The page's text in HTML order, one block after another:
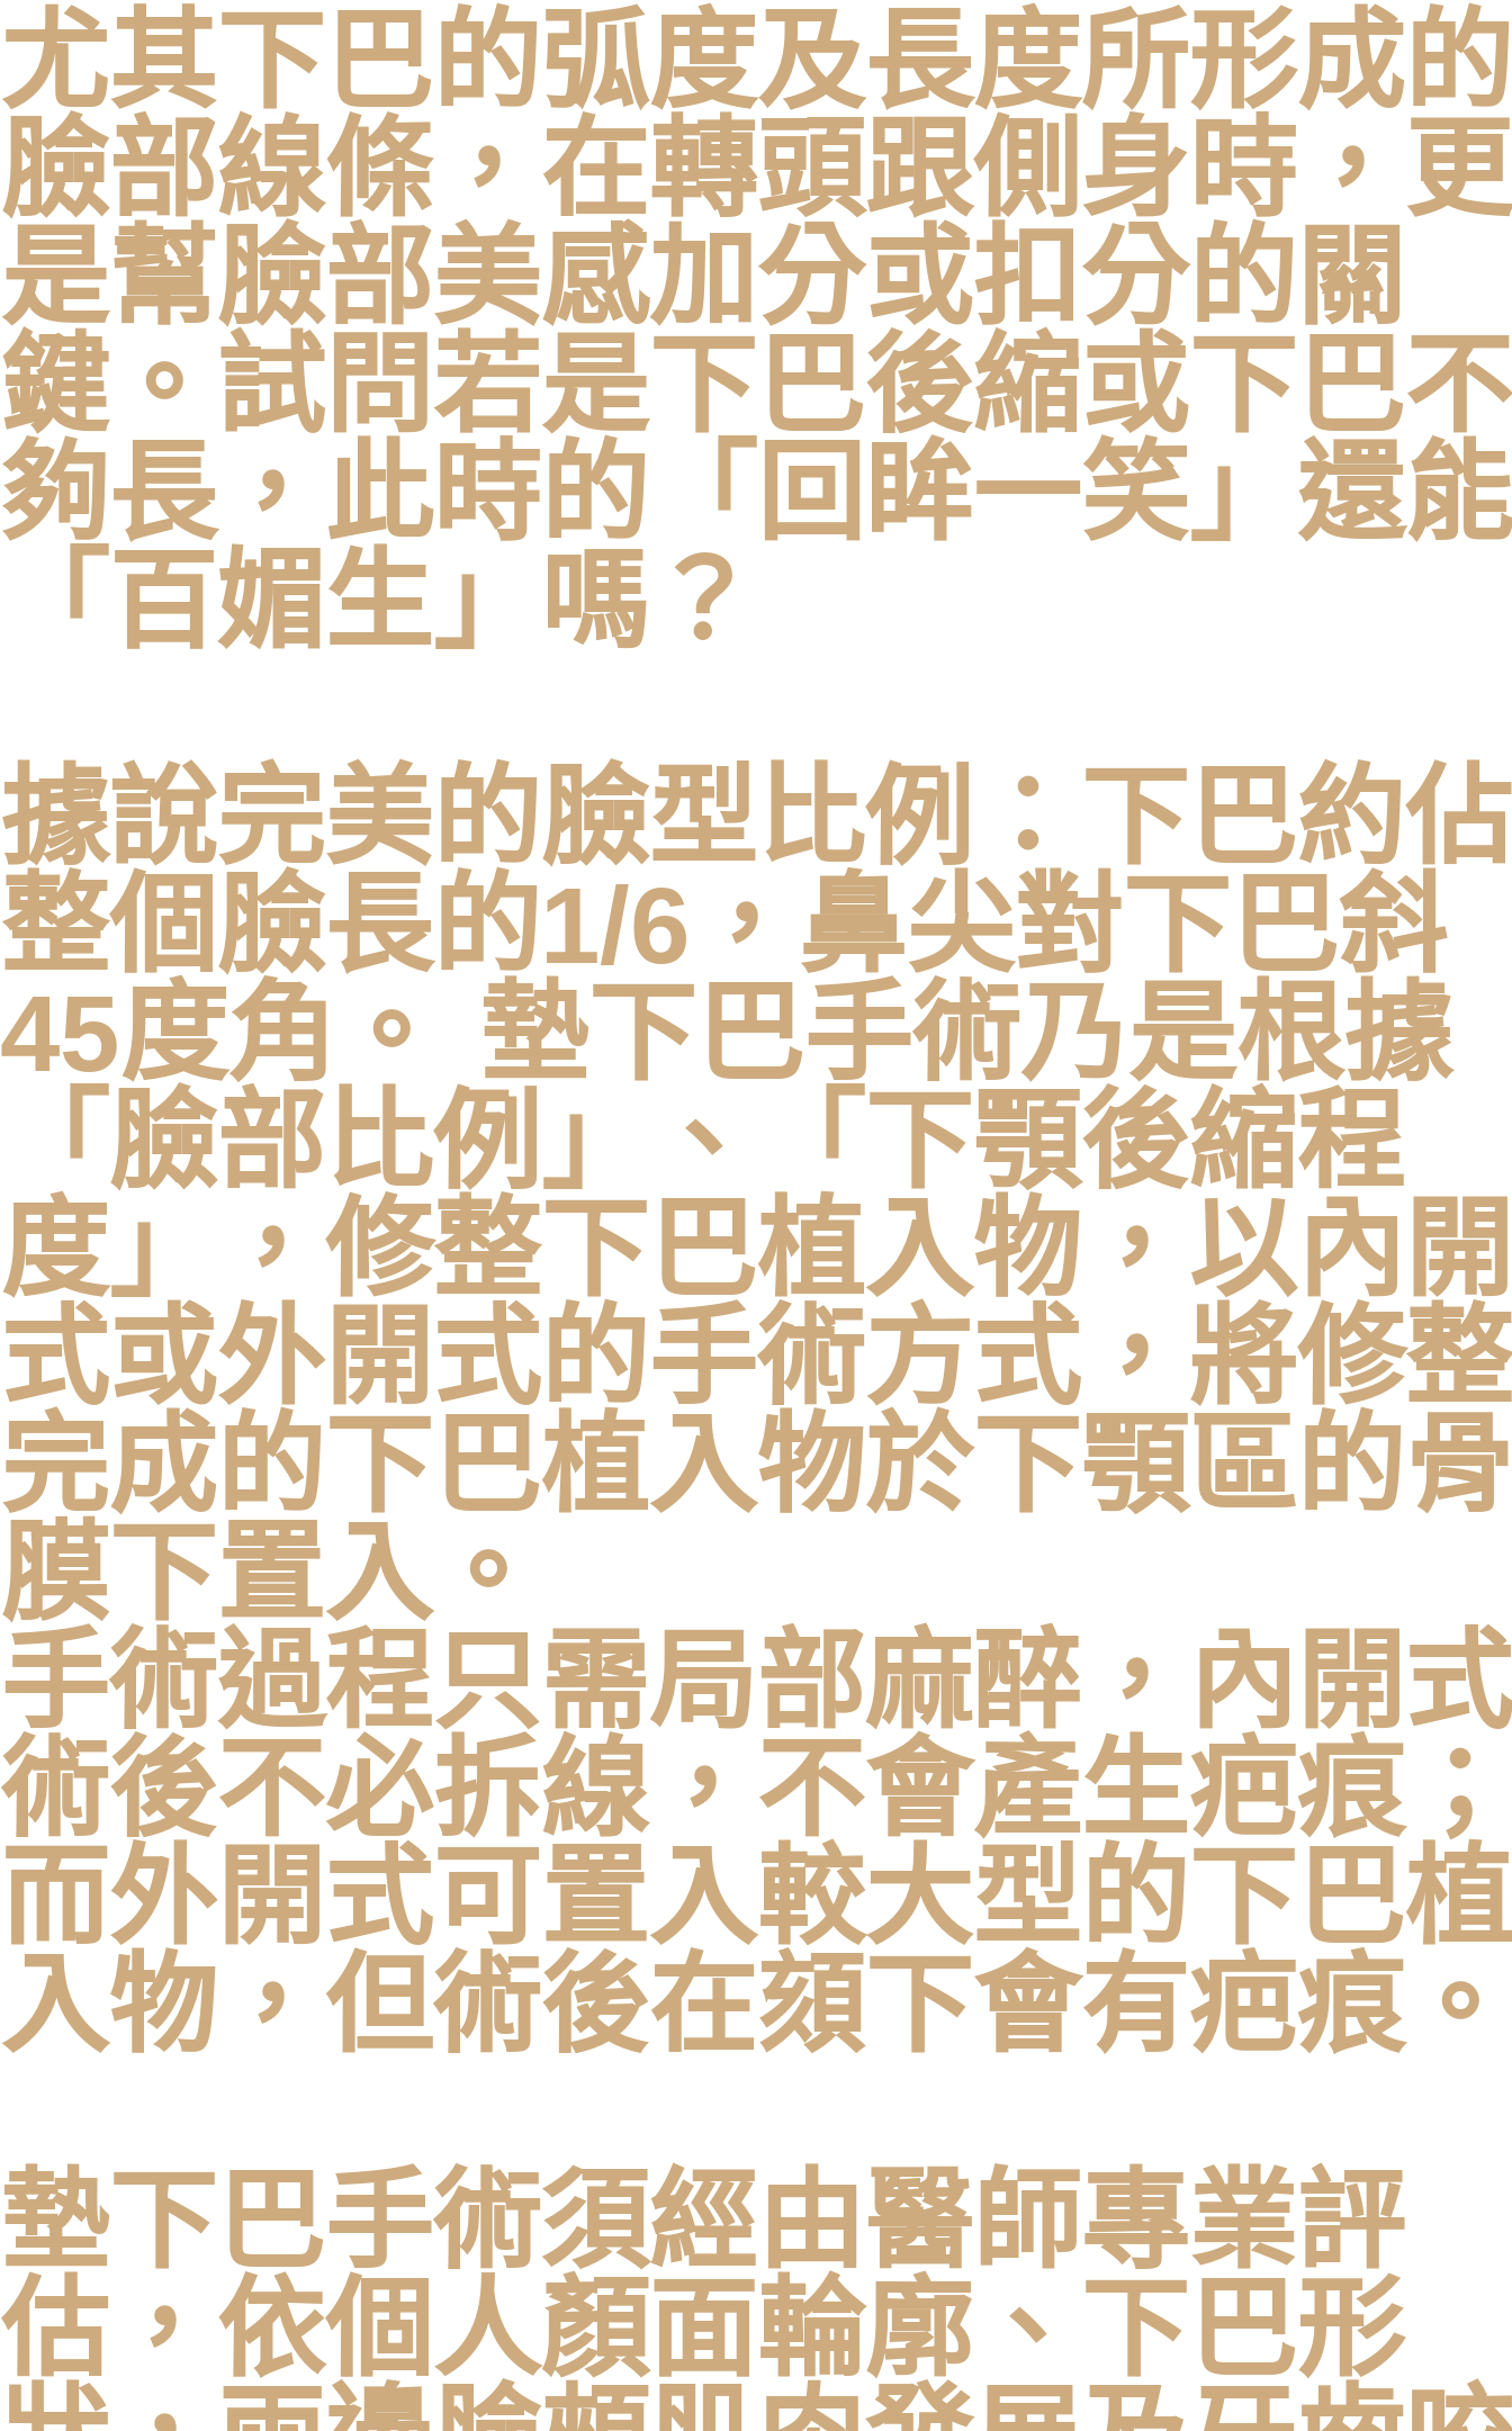
尤其下巴的弧度及長度所形成的
臉部線條，在轉頭跟側身時，更
是幫臉部美感加分或扣分的關
鍵。試問若是下巴後縮或下巴不
夠長，此時的「回眸一笑」還能
「百媚生」嗎？
據說完美的臉型比例：下巴約佔
整個臉長的1/6，鼻尖對下巴斜
45度角。 墊下巴手術乃是根據
「臉部比例」、「下顎後縮程
度」，修整下巴植入物，以內開
式或外開式的手術方式，將修整
完成的下巴植入物於下顎區的骨
膜下置入。
手術過程只需局部麻醉，內開式
術後不必拆線，不會產生疤痕；
而外開式可置入較大型的下巴植
入物，但術後在頦下會有疤痕。
墊下巴手術須經由醫師專業評
估，依個人顏面輪廓、下巴形